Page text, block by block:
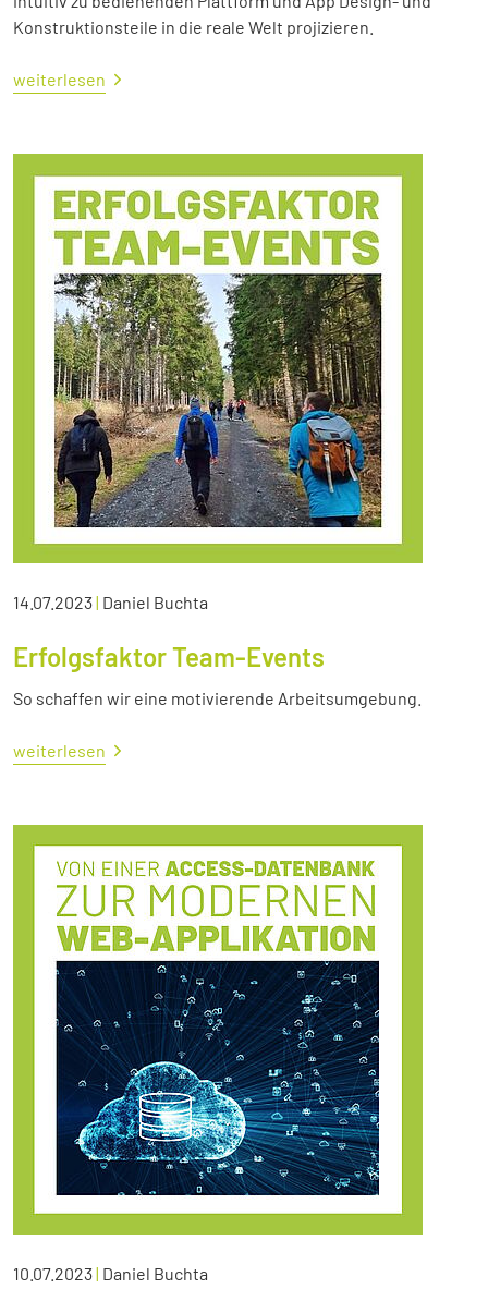
Konstruktionsteile in die reale Welt projizieren.
weiterlesen
14.07.2023| Daniel Buchta
Erfolgsfaktor Team-Events
So schaffen wir eine motivierende Arbeitsumgebung.
weiterlesen
10.07.2023| Daniel Buchta